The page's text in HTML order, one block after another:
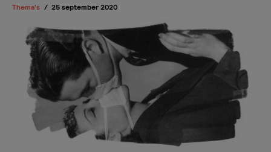
Thema's 25 september 2020